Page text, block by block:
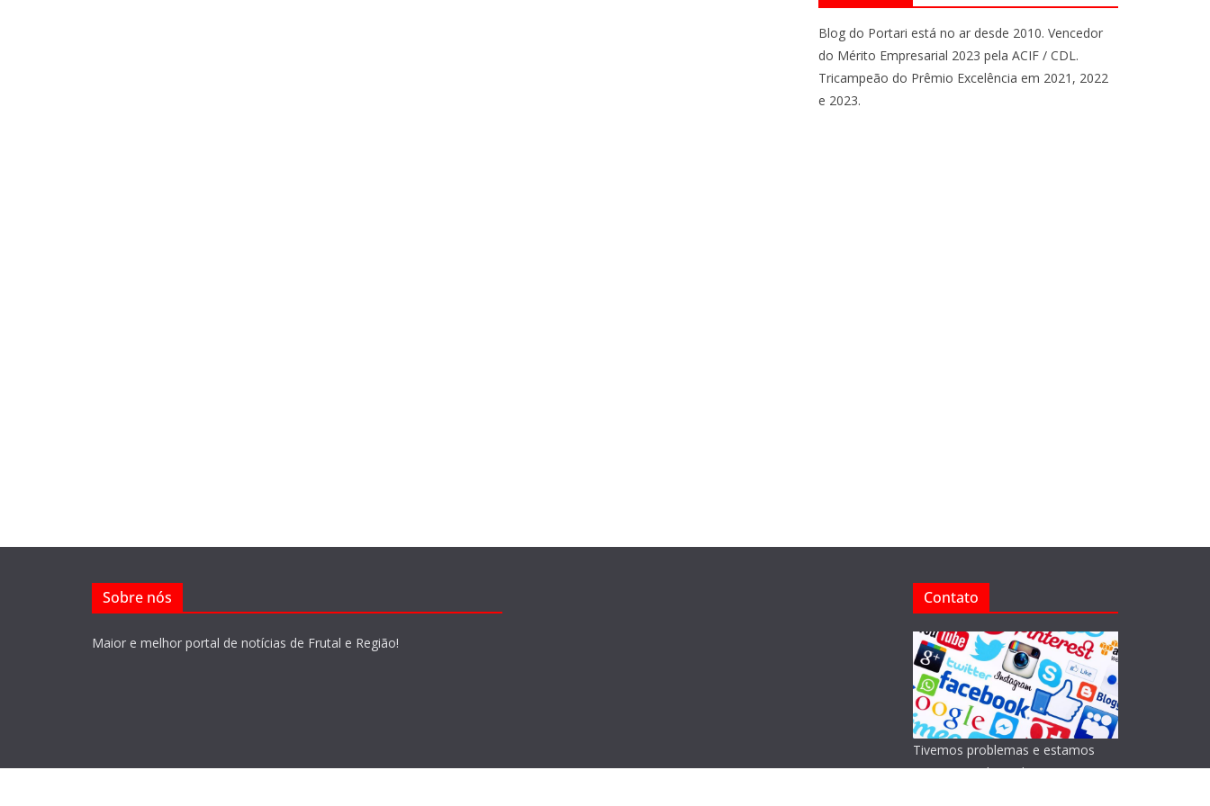
Blog do Portari está no ar desde 2010. Vencedor
do Mérito Empresarial 2023 pela ACIF / CDL.
Tricampeão do Prêmio Excelência em 2021, 2022
e 2023.
Sobre nós
Maior e melhor portal de notícias de Frutal e Região!
Contato
Tivemos problemas e estamos
reorganizando o Blog!